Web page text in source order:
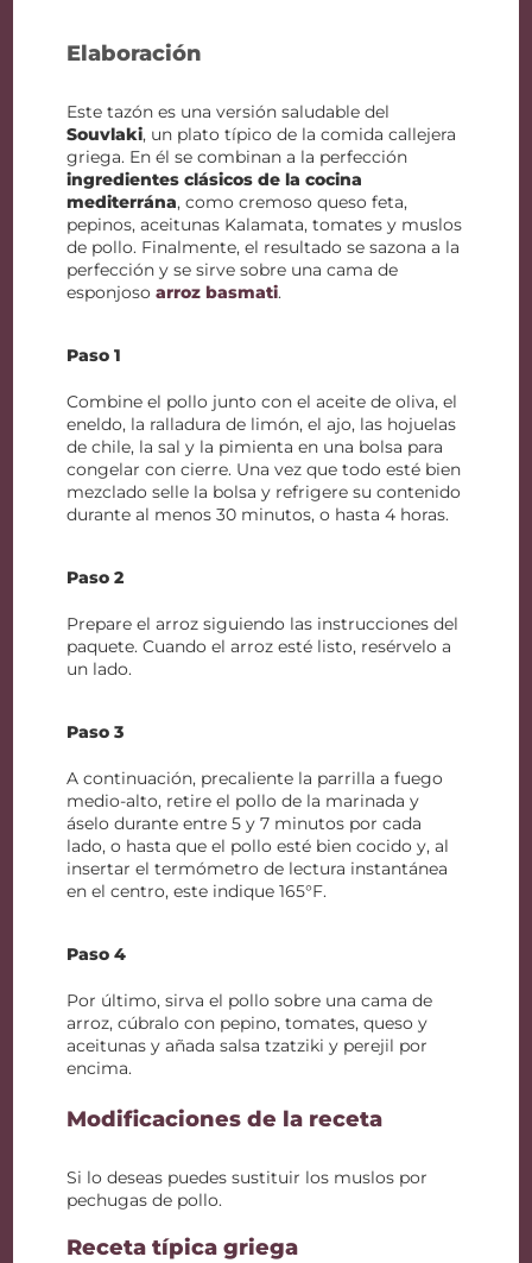
Elaboración
Este tazón es una versión saludable del
Souvlaki, un plato típico de la comida callejera
griega. En él se combinan a la perfección
ingredientes clásicos de la cocina
mediterrána, como cremoso queso feta,
pepinos, aceitunas Kalamata, tomates y muslos
de pollo. Finalmente, el resultado se sazona a la
perfección y se sirve sobre una cama de
esponjosoarroz basmati.
Paso 1
Combine el pollo junto con el aceite de oliva, el
eneldo, la ralladura de limón, el ajo, las hojuelas
de chile, la sal y la pimienta en una bolsa para
congelar con cierre. Una vez que todo esté bien
mezclado selle la bolsa y refrigere su contenido
durante al menos 30 minutos, o hasta 4 horas.
Paso 2
Prepare el arroz siguiendo las instrucciones del
paquete. Cuando el arroz esté listo, resérvelo a
un lado.
Paso 3
A continuación, precaliente la parrilla a fuego
medio-alto, retire el pollo de la marinada y
áselo durante entre 5 y 7 minutos por cada
lado, o hasta que el pollo esté bien cocido y, al
insertar el termómetro de lectura instantánea
en el centro, este indique 165°F.
Paso 4
Por último, sirva el pollo sobre una cama de
arroz, cúbralo con pepino, tomates, queso y
aceitunas y añada salsa tzatziki y perejil por
encima.
Modificaciones de la receta
Si lo deseas puedes sustituir los muslos por
pechugas de pollo.
Receta típica griega